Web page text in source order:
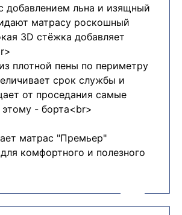
добавлением льна и изящный
матрасу роскошный
3D стёжка добавляет
плотной пены по периметру
срок службы и
от проседания самые
- борта<br>
матрас "Премьер"
комфортного и полезного